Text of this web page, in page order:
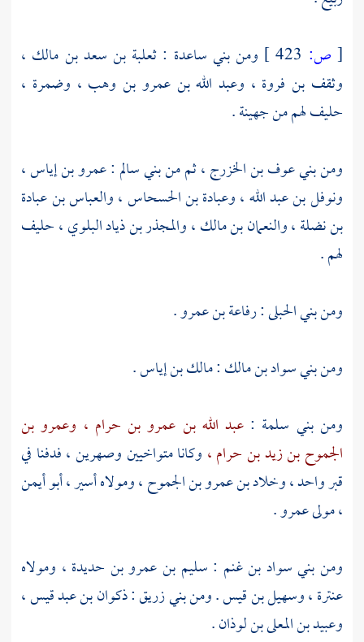
[ ص: ومنبني ساعدة : ثعلبة بن سعد بن مالك ،
وثقف بن فروة ، وعبد الله بن عمرو بن وهب ، وضمرة ،
حليف لهم منجهينة.
ومنبني عوف بن الخزرج ،ثم منبني سالم :عمرو بن إياس ،
ونوفل بن عبد الله ،وعبادة بن الحسحاس،والعباس بن عبادة
بن نضلة ،والنعمان بن مالك ،والمجذر بن ذياد البلوي ،حليف
لهم .
ومنبني الحبلى:رفاعة بن عمرو.
ومنبني سواد بن مالك:مالك بن إياس.
ومنبني سلمة :عبد الله بن عمرو بن حرام ، وعمرو بن
الجموح بن زيد بن حرام ، وكانا متواخيين وصهرين ، فدفنا في
قبر واحد ،وخلاد بن عمرو بن الجموح ،ومولاه أسير ،أبو أيمن
، مولى عمرو.
ومنبني سواد بن غنم : سليم بن عمرو بن حديدة ، ومولاه
عنترة ،وسهيل بن قيس. ومنبني زريق:ذكوان بن عبد قيس ،
وعبيد بن المعلى بن لوذان.